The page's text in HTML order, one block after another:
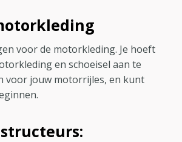
voor de motorkleding. Je hoeft
en schoeisel aan te
voor jouw motorrijles, en kunt